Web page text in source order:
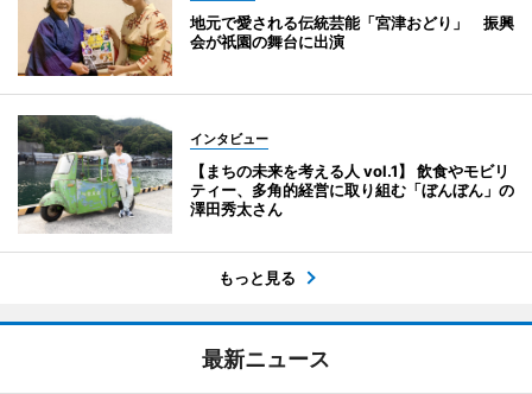
地元で愛される伝統芸能「宮津おどり」 振興
会が祇園の舞台に出演
インタビュー
【まちの未来を考える人 vol.1】 飲食やモビリ
ティー、多角的経営に取り組む「ぼんぼん」の
澤田秀太さん
もっと見る
最新ニュース